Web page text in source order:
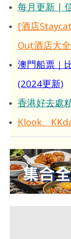
每月更新 |
[酒店
Out酒店大全
澳門船票｜
(2024更新)
香港好去處
Klook、